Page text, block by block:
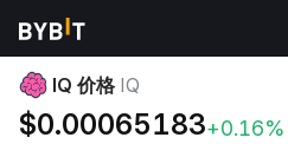
加密货币价格
IQ 价格 IQ
$0.00065183+0.16%